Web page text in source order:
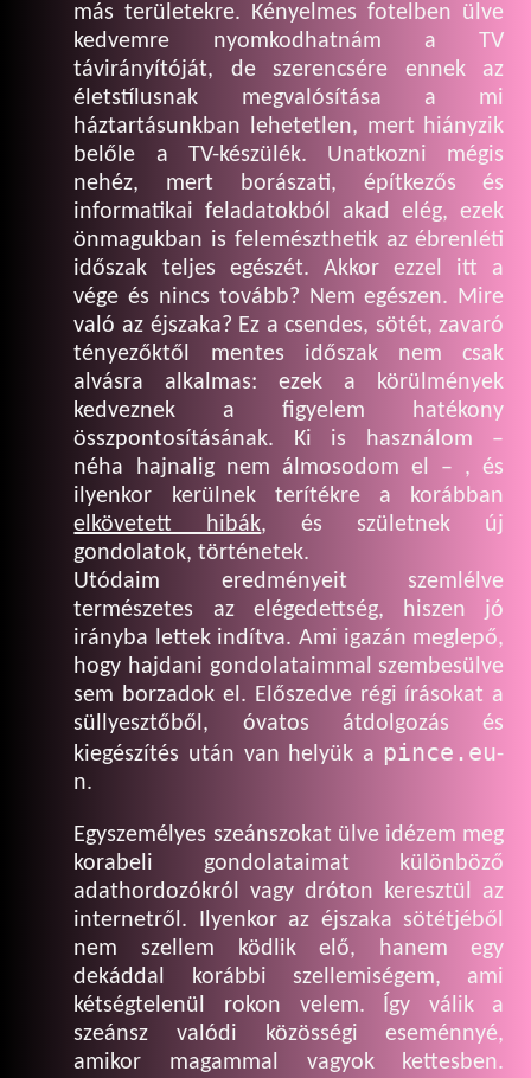
más területekre. Kényelmes fotelben ülve
kedvemre nyomkodhatnám a TV
távirányítóját, de szerencsére ennek az
életstílusnak megvalósítása a mi
háztartásunkban lehetetlen, mert hiányzik
belőle a TV-készülék. Unatkozni mégis
nehéz, mert borászati, építkezős és
informatikai feladatokból akad elég, ezek
önmagukban is felemészthetik az ébrenléti
időszak teljes egészét. Akkor ezzel itt a
vége és nincs tovább? Nem egészen. Mire
való az éjszaka? Ez a csendes, sötét, zavaró
tényezőktől mentes időszak nem csak
alvásra alkalmas: ezek a körülmények
kedveznek a figyelem hatékony
összpontosításának. Ki is használom –
néha hajnalig nem álmosodom el – , és
ilyenkor kerülnek terítékre a korábban
elkövetett hibák, és születnek új
gondolatok, történetek.
Utódaim eredményeit szemlélve
természetes az elégedettség, hiszen jó
irányba lettek indítva. Ami igazán meglepő,
hogy hajdani gondolataimmal szembesülve
sem borzadok el. Előszedve régi írásokat a
süllyesztőből, óvatos átdolgozás és
kiegészítés után van helyük a pince.eu-
n.
Egyszemélyes szeánszokat ülve idézem meg
korabeli gondolataimat különböző
adathordozókról vagy dróton keresztül az
internetről. Ilyenkor az éjszaka sötétjéből
nem szellem ködlik elő, hanem egy
dekáddal korábbi szellemiségem, ami
kétségtelenül rokon velem. Így válik a
szeánsz valódi közösségi eseménnyé,
amikor magammal vagyok kettesben.